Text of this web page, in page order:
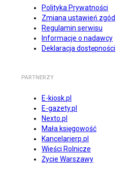
Polityka Prywatności
Zmiana ustawień zgód
Regulamin serwisu
Informacje o nadawcy
Deklaracja dostępności
PARTNERZY
E-kiosk.pl
E-gazety.pl
Nexto.pl
Mała księgowość
Kancelarierp.pl
Wieści Rolnicze
Życie Warszawy